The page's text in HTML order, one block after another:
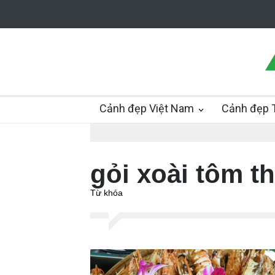
Cảnh đẹp Việt Nam Cảnh đẹp
gỏi xoài tôm
Từ khóa